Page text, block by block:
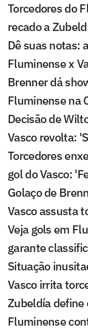
Torcedores do
recado a
Dê suas notas:
Fluminense x
Brenner dá
Fluminense na
Decisão de
Vasco revolta:
Torcedores
gol do Vasco:
Golaço de
Vasco assusta
Veja gols em
garante
Situação
Vasco irrita
Zubeldía define
Fluminense